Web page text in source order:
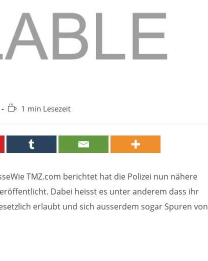
Lesedauer:
1 min Lesezeit
TMZ.com berichtet hat die Polizei nun nähere
Dabei heisst es unter anderem dass ihr
erlaubt und sich ausserdem sogar Spuren von